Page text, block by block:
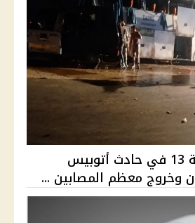
وفاة طفل وإصابة 13 في حادث أتوبيس
وخروج معظم المصابين ...